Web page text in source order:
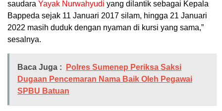
saudara Yayak Nurwahyudi yang dilantik sebagai Kepala
Bappeda sejak 11 Januari 2017 silam, hingga 21 Januari
2022 masih duduk dengan nyaman di kursi yang sama,”
sesalnya.
Baca Juga :
Polres Sumenep Periksa Saksi
Dugaan Pencemaran Nama Baik Oleh Pegawai
SPBU Batuan